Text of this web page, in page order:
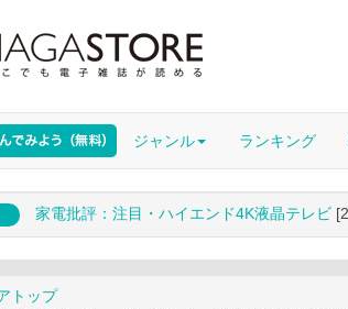
ジャンル ランキング
家電批評：注目・ハイエンド4K液晶テレビ
トップ